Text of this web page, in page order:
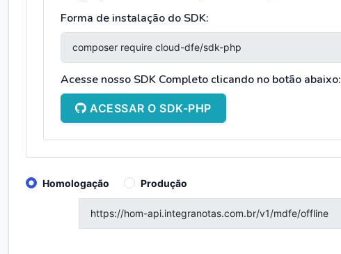
Forma de instalação do SDK:
Acesse nosso SDK Completo clicando no botão abaixo:
ACESSAR O SDK-PHP
Homologação Produção